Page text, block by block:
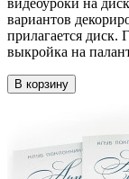
вариантов
прилагается диск.
выкройка на
В корзину